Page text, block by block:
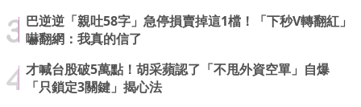
巴逆逆「親吐58字」急停損賣掉這1檔！「下秒V轉翻紅」
嚇翻網：我真的信了
才喊台股破5萬點！胡采蘋認了「不甩外資空單」自爆
「只鎖定3關鍵」揭心法